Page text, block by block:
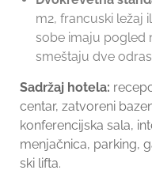
m2, francuski ležaj
sobe imaju pogled
smeštaju dve
Sadržaj hotela:
centar, zatvoreni
konferencijska sala,
menjačnica, parking,
ski lifta.